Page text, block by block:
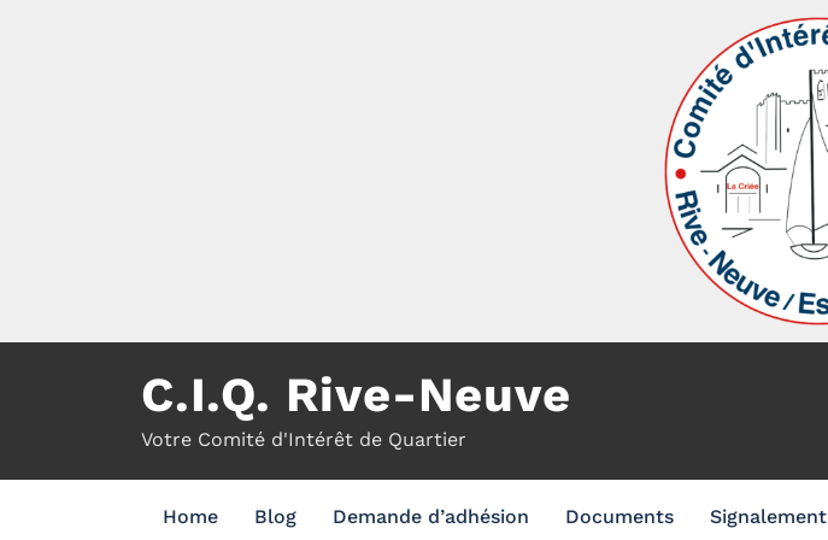
C.I.Q. Rive-Neuve
Votre Comité d'Intérêt de Quartier
Home Blog Demande d’adhésion Documents Signalement